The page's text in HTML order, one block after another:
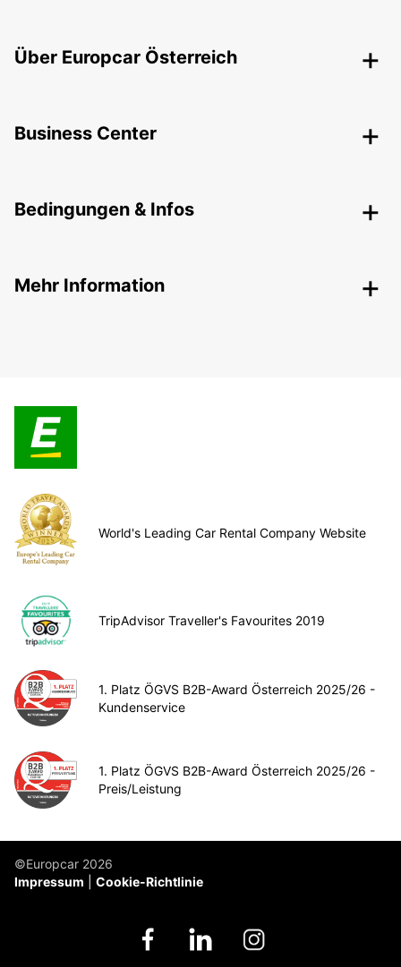
Über Europcar Österreich
Business Center
Bedingungen & Infos
Mehr Information
World's Leading Car Rental Company Website
TripAdvisor Traveller's Favourites 2019
1. Platz ÖGVS B2B-Award Österreich 2025/26 -
Kundenservice
1. Platz ÖGVS B2B-Award Österreich 2025/26 -
Preis/Leistung
©Europcar 2026
Impressum
Cookie-Richtlinie